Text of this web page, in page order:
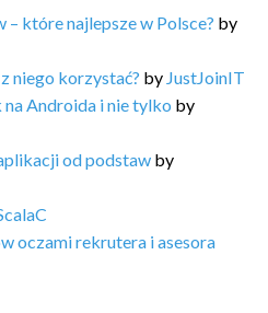
które najlepsze w Polsce? by
niego korzystać? by JustJoinIT
Androida i nie tylko by
od podstaw by
oczami rekrutera i asesora